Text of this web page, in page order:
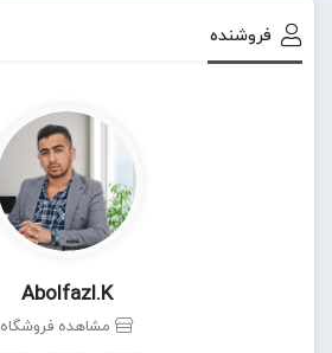
فروشنده
Abolfazl.k
مشاهده فروشگاه